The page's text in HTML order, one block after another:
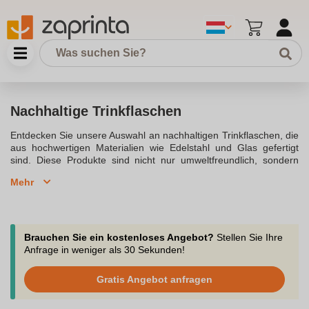
Nachhaltige Trinkflaschen
Entdecken Sie unsere Auswahl an nachhaltigen Trinkflaschen, die
aus hochwertigen Materialien wie Edelstahl und Glas gefertigt
sind. Diese Produkte sind nicht nur umweltfreundlich, sondern
verschiedenen Größen erhältlich, darunter 500 ml und 750 ml,
Getränke bis zu 24 Stunden kalt und 12 Stunden heiß, wodurch
sie ideal für jedes Wetter ist. Trinkflaschen aus Glas oder
Edelstahl bieten eine umweltfreundliche Alternative zu
und geschmacksneutral. Unsere Soulbottles und 24bottles
Kollektionen bieten eine Vielzahl von Designs, die nicht nur
funktional, sondern auch ein stilvolles Accessoire sind.Die
Mehr
Brauchen Sie ein kostenloses Angebot? Stellen Sie Ihre
Anfrage in weniger als 30 Sekunden!
Gratis Angebot anfragen